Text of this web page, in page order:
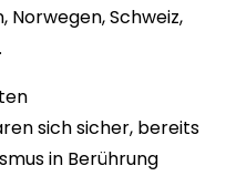
Norwegen, Schweiz,
sich sicher, bereits
in Berührung